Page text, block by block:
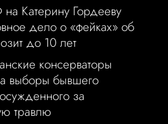
Катерину Гордееву
дело о «фейках» об
до 10 лет
консерваторы
выборы бывшего
за
травлю